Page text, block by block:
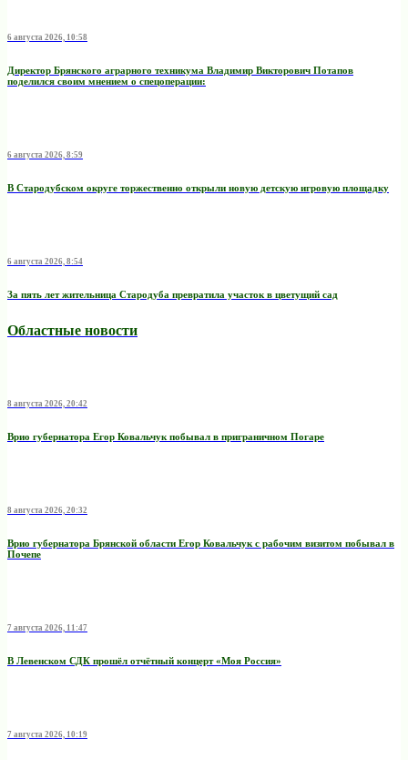
6 августа 2026, 10:58
Директор Брянского аграрного техникума Владимир Викторович Потапов
поделился своим мнением о спецоперации:
6 августа 2026, 8:59
В Стародубском округе торжественно открыли новую детскую игровую площадку
6 августа 2026, 8:54
За пять лет жительница Стародуба превратила участок в цветущий сад
Областные новости
8 августа 2026, 20:42
Врио губернатора Егор Ковальчук побывал в приграничном Погаре
8 августа 2026, 20:32
Врио губернатора Брянской области Егор Ковальчук с рабочим визитом побывал в
Почепе
7 августа 2026, 11:47
В Левенском СДК прошёл отчётный концерт «Моя Россия»
7 августа 2026, 10:19